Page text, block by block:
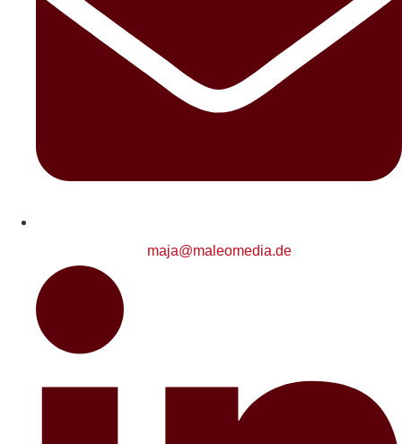
maja@maleomedia.de